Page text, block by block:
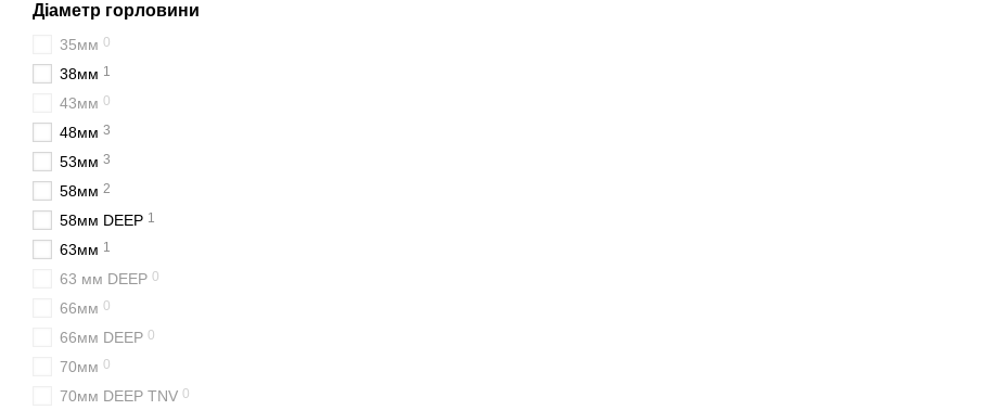
Діаметр горловини
35мм 0
38мм 1
43мм 0
48мм 3
53мм 3
58мм 2
58мм DEEP 1
63мм 1
63 мм DEEP 0
66мм 0
66мм DEEP 0
70мм 0
70мм DEEP TNV 0